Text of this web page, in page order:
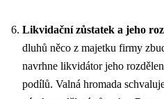
Likvidační zůstatek a jeho
dluhů něco z majetku firmy
navrhne likvidátor jeho
podílů. Valná hromada